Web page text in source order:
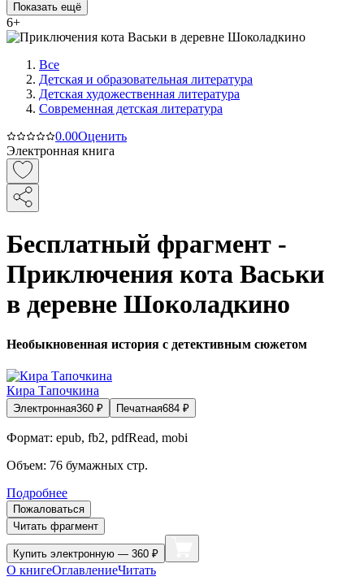
Показать ещё
6+
Все
Детская и образовательная литература
Детская художественная литература
Современная детская литература
0.00Оценить
Электронная книга
Бесплатный фрагмент -
Приключения кота Васьки
в деревне Шоколадкино
Необыкновенная история с детективным сюжетом
Кира Тапочкина
Электронная360 ₽ Печатная684 ₽
Формат: epub, fb2, pdfRead, mobi
Объем: 76 бумажных стр.
Подробнее
Пожаловаться
Читать фрагмент
Купить электронную — 360 ₽
О книгеОглавлениеЧитать